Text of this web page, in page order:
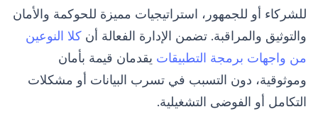
للشركاء أو للجمهور، استراتيجيات مميزة للحوكمة والأمان
والتوثيق والمراقبة. تضمن الإدارة الفعالة أن كلا النوعين
من واجهات برمجة التطبيقات يقدمان قيمة بأمان
وموثوقية، دون التسبب في تسرب البيانات أو مشكلات
التكامل أو الفوضى التشغيلية.